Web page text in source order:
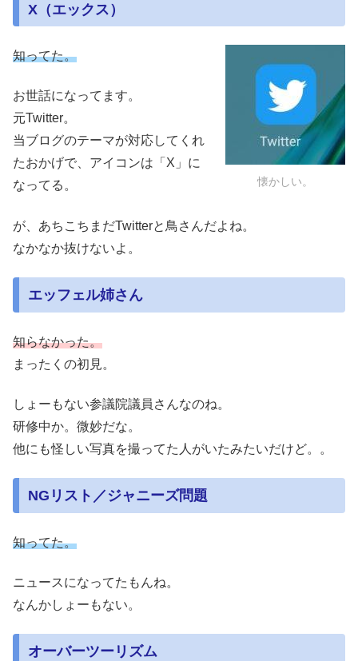
X（エックス）
懐かしい。
知ってた。
お世話になってます。
元Twitter。
当ブログのテーマが対応してくれ
たおかげで、アイコンは「X」に
なってる。
が、あちこちまだTwitterと鳥さんだよね。
なかなか抜けないよ。
エッフェル姉さん
知らなかった。
まったくの初見。
しょーもない参議院議員さんなのね。
研修中か。微妙だな。
他にも怪しい写真を撮ってた人がいたみたいだけど。。
NGリスト／ジャニーズ問題
知ってた。
ニュースになってたもんね。
なんかしょーもない。
オーバーツーリズム